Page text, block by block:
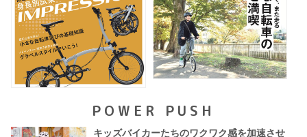
POWER PUSH
キッズバイカーたちのワクワク感を加速させ